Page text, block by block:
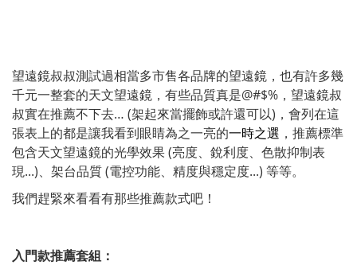
望遠鏡叔叔測試過相當多市售各品牌的望遠鏡，也有許多幾
千元一整套的天文望遠鏡，有些品質真是@#$%，望遠鏡叔
叔實在推薦不下去… (架起來當擺飾或許還可以)，會列在這
張表上的都是讓我看到眼睛為之一亮的一時之選 ，推薦標準
包含天文望遠鏡的光學效果 (亮度、銳利度、色散抑制表
現...)、架台品質 (電控功能、精度與穩定度...) 等等。
我們趕緊來看看有那些推薦款式吧！
入門款推薦套組：